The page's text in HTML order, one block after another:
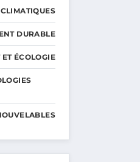
DURABLE
ÉCOLOGIE